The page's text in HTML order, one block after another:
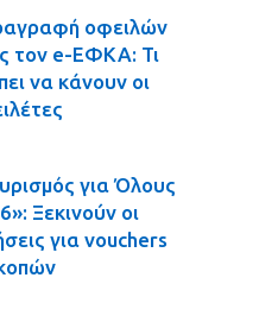
οφειλών
τον e-ΕΦΚΑ: Τι
να κάνουν οι
για Όλους
Ξεκινούν οι
για vouchers